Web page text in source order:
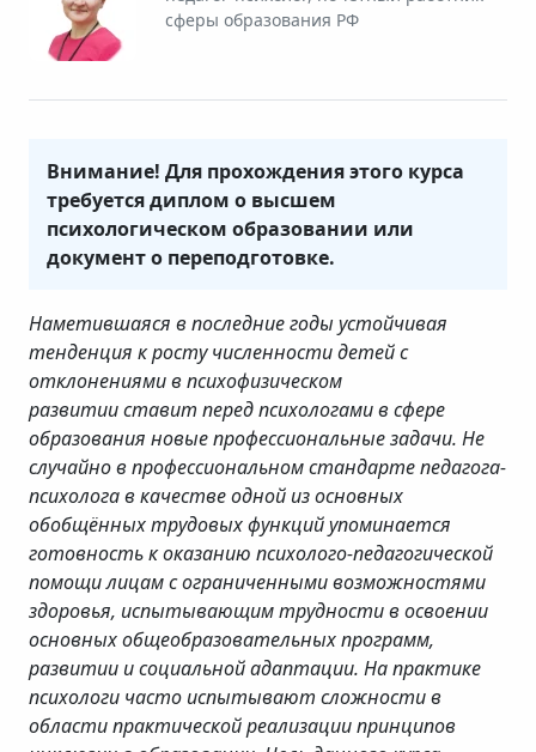
сферы образования РФ
Внимание! Для прохождения этого курса
требуется диплом о высшем
психологическом образовании или
документ о переподготовке.
Наметившаяся в последние годы устойчивая
тенденция к росту численности детей с
отклонениями в психофизическом
развитии ставит перед психологами в сфере
образования новые профессиональные задачи. Не
случайно в профессиональном стандарте педагога-
психолога в качестве одной из основных
обобщённых трудовых функций упоминается
готовность к оказанию психолого-педагогической
помощи лицам с ограниченными возможностями
здоровья, испытывающим трудности в освоении
основных общеобразовательных программ,
развитии и социальной адаптации. На практике
психологи часто испытывают сложности в
области практической реализации принципов